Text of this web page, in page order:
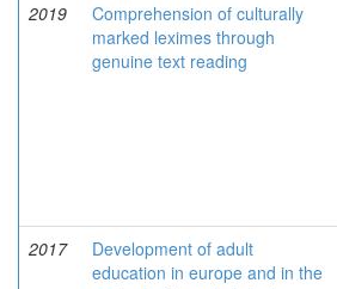
2019
Comprehension of culturally
marked leximes through
genuine text reading
2017
Development of adult
education in europe and in the